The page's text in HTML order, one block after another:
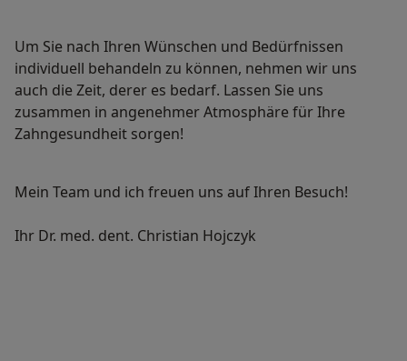
Um Sie nach Ihren Wünschen und Bedürfnissen
individuell behandeln zu können, nehmen wir uns
auch die Zeit, derer es bedarf. Lassen Sie uns
zusammen in angenehmer Atmosphäre für Ihre
Zahngesundheit sorgen!
Mein Team und ich freuen uns auf Ihren Besuch!
Ihr Dr. med. dent. Christian Hojczyk